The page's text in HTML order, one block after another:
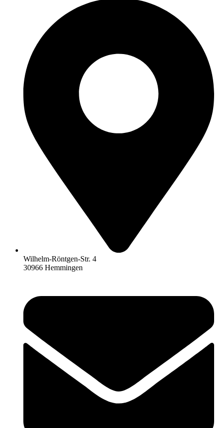
Wilhelm-Röntgen-Str. 4
30966 Hemmingen